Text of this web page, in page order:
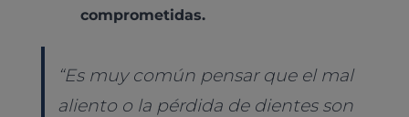
comprometidas.
“Es muy común pensar que el mal
aliento o la pérdida de dientes son